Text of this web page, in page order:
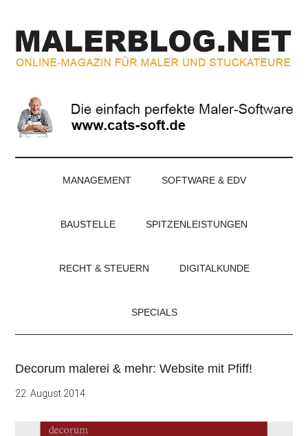
springen
secondary
menu
springen
springen
Magazin
für
Maler
und
MANAGEMENT SOFTWARE & EDV
BAUSTELLE SPITZENLEISTUNGEN
RECHT & STEUERN DIGITALKUNDE
SPECIALS
Decorum malerei & mehr: Website mit Pfiff!
22. August 2014